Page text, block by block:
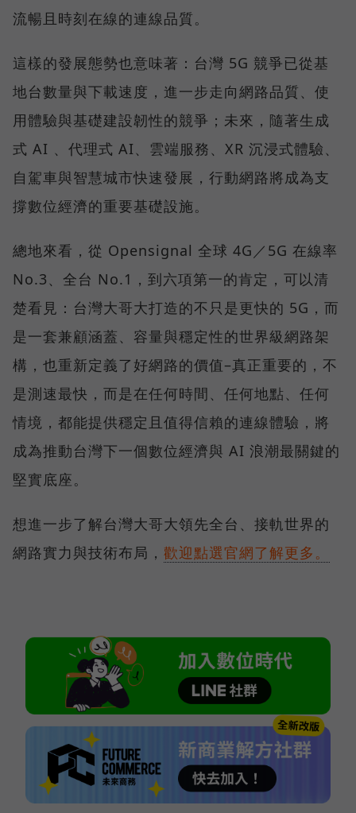
流暢且時刻在線的連線品質。
這樣的發展態勢也意味著：台灣 5G 競爭已從基
地台數量與下載速度，進一步走向網路品質、使
用體驗與基礎建設韌性的競爭；未來，隨著生成
式 AI 、代理式 AI、雲端服務、XR 沉浸式體驗、
自駕車與智慧城市快速發展，行動網路將成為支
撐數位經濟的重要基礎設施。
總地來看，從 Opensignal 全球 4G／5G 在線率
No.3、全台 No.1，到六項第一的肯定，可以清
楚看見：台灣大哥大打造的不只是更快的 5G，而
是一套兼顧涵蓋、容量與穩定性的世界級網路架
構，也重新定義了好網路的價值–真正重要的，不
是測速最快，而是在任何時間、任何地點、任何
情境，都能提供穩定且值得信賴的連線體驗，將
成為推動台灣下一個數位經濟與 AI 浪潮最關鍵的
堅實底座。
想進一步了解台灣大哥大領先全台、接軌世界的
網路實力與技術布局， 歡迎點選官網了解更多。